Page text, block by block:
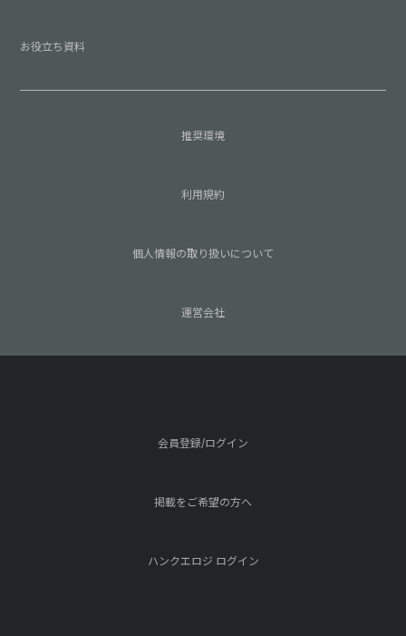
お役立ち資料
推奨環境
利用規約
個人情報の取り扱いについて
運営会社
会員登録/ログイン
掲載をご希望の方へ
ハンクエロジ ログイン